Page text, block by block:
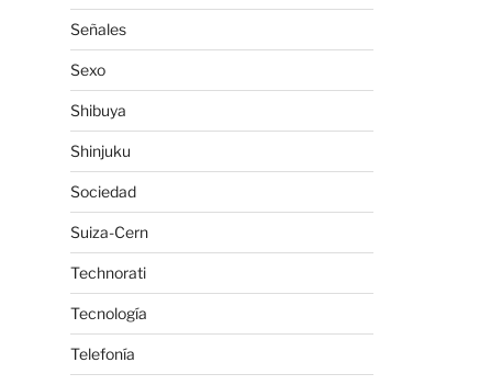
Señales
Sexo
Shibuya
Shinjuku
Sociedad
Suiza-Cern
Technorati
Tecnología
Telefonía